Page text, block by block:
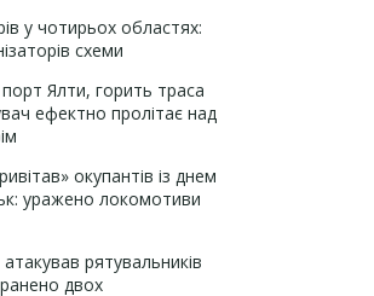
у чотирьох областях:
схеми
Ялти, горить траса
ефектно пролітає над
окупантів із днем
уражено локомотиви
рятувальників
двох